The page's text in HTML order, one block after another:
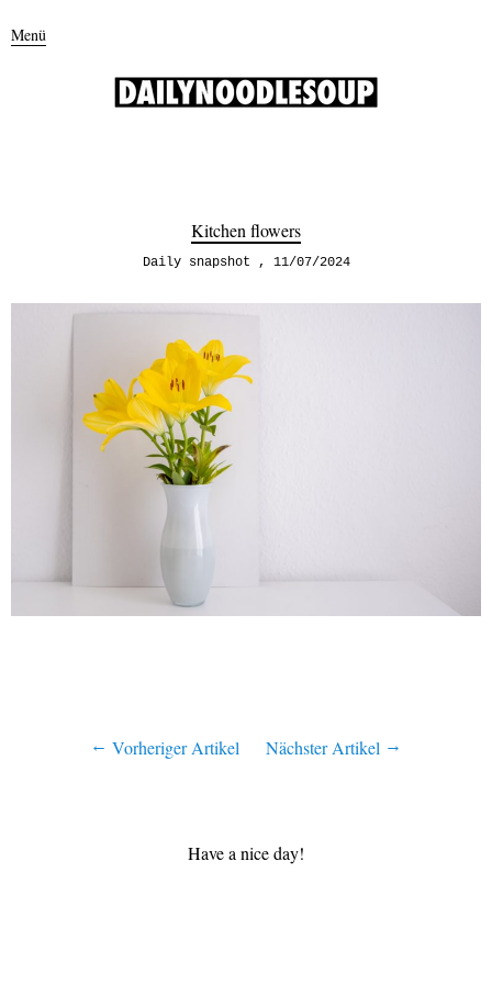
Menü
Kitchen flowers
Daily snapshot 11/07/2024
Vorheriger Artikel Nächster Artikel
Have a nice day!